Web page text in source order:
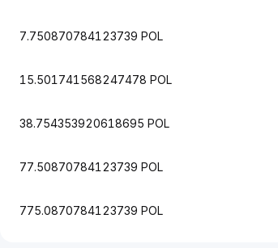
7.750870784123739 POL
15.501741568247478 POL
38.754353920618695 POL
77.50870784123739 POL
775.0870784123739 POL